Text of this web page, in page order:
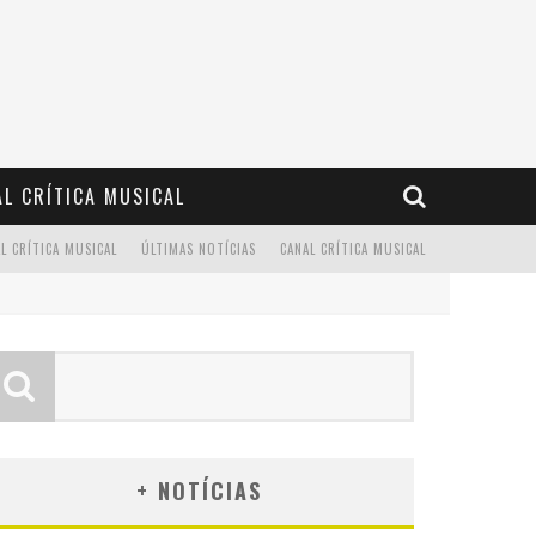
CRÍTICA MUSICAL
CANAL CRÍTICA MUSICAL
ÚLTIMAS NOTÍCIAS
CRÍTICA MUSICAL
+ NOTÍCIAS